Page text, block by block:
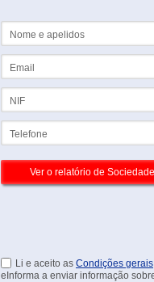
Li e aceito as Condições gerais
eInforma a enviar informação